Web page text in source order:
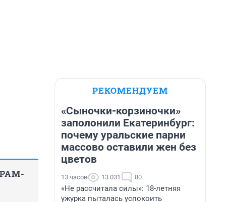
РЕКОМЕНДУЕМ
«Сыночки-корзиночки»
заполонили Екатеринбург:
почему уральские парни
массово оставили жен без
цветов
13 часов 13 031 80
«Не рассчитала силы»: 18-летняя
ужурка пыталась успокоить